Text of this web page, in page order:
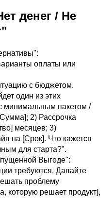
денег / Не
оплаты или
с бюджетом.
один из этих
минимальным пакетом /
2) Рассрочка
месяцев; 3)
на [Срок]. Что кажется
для старта?".
Выгоде":
требуются. Давайте
проблему
которую решает продукт],